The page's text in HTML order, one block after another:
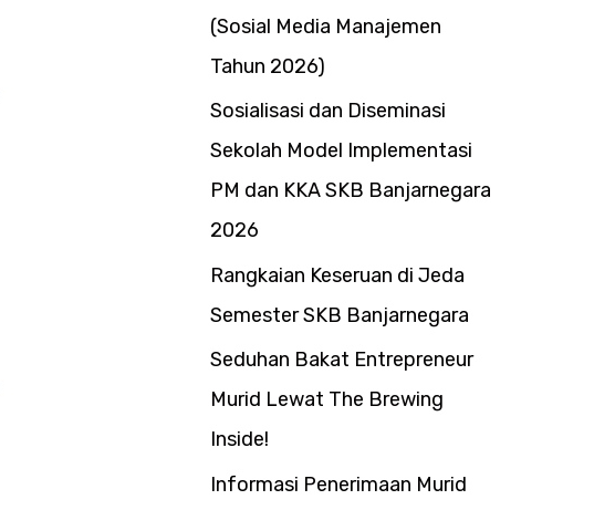
(Sosial Media Manajemen
Tahun 2026)
Sosialisasi dan Diseminasi
Sekolah Model Implementasi
PM dan KKA SKB Banjarnegara
2026
Rangkaian Keseruan di Jeda
Semester SKB Banjarnegara
Seduhan Bakat Entrepreneur
Murid Lewat The Brewing
Inside!
Informasi Penerimaan Murid